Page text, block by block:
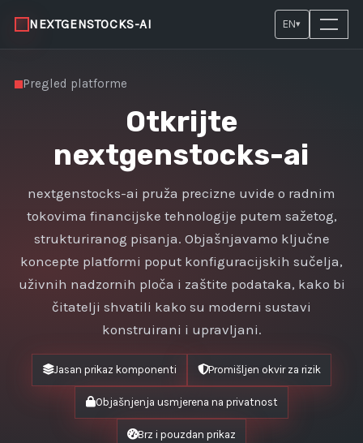
NEXTGENSTOCKS-AI EN▾
Pregled platforme
Otkrijte
nextgenstocks-ai
nextgenstocks-ai pruža precizne uvide o radnim
tokovima financijske tehnologije putem sažetog,
strukturiranog pisanja. Objašnjavamo ključne
koncepte platformi poput konfiguracijskih sučelja,
uživnih nadzornih ploča i zaštite podataka, kako bi
čitatelji shvatili kako su moderni sustavi
konstruirani i upravljani.
Jasan prikaz komponenti Promišljen okvir za rizik
Objašnjenja usmjerena na privatnost
Brz i pouzdan prikaz